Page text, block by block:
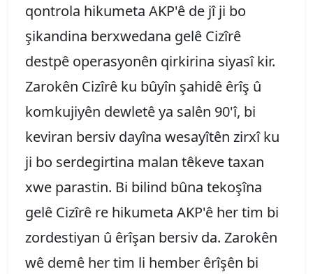
qontrola hikumeta AKP'ê de jî ji bo
şikandina berxwedana gelê Cizîrê
destpê operasyonên qirkirina siyasî kir.
Zarokên Cizîrê ku bûyîn şahidê êrîş û
komkujiyên dewletê ya salên 90'î, bi
keviran bersiv dayîna wesayîtên zirxî ku
ji bo serdegirtina malan têkeve taxan
xwe parastin. Bi bilind bûna tekoşîna
gelê Cizîrê re hikumeta AKP'ê her tim bi
zordestiyan û êrîşan bersiv da. Zarokên
wê demê her tim li hember êrîşên bi